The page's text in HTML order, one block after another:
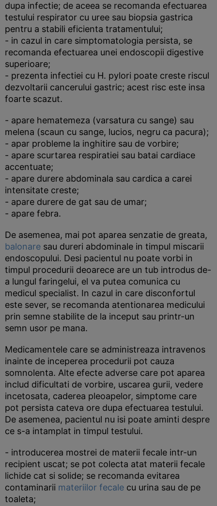
dupa infectie; de aceea se recomanda efectuarea
testului respirator cu uree sau biopsia gastrica
pentru a stabili eficienta tratamentului;
- in cazul in care simptomatologia persista, se
recomanda efectuarea unei endoscopii digestive
superioare;
- prezenta infectiei cu H. pylori poate creste riscul
dezvoltarii cancerului gastric; acest risc este insa
foarte scazut.
- apare hematemeza (varsatura cu sange) sau
melena (scaun cu sange, lucios, negru ca pacura);
- apar probleme la inghitire sau de vorbire;
- apare scurtarea respiratiei sau batai cardiace
accentuate;
- apare durere abdominala sau cardica a carei
intensitate creste;
- apare durere de gat sau de umar;
- apare febra.
De asemenea, mai pot aparea senzatie de greata,
balonare sau dureri abdominale in timpul miscarii
endoscopului. Desi pacientul nu poate vorbi in
timpul procedurii deoarece are un tub introdus de-
a lungul faringelui, el va putea comunica cu
medicul specialist. In cazul in care disconfortul
este sever, se recomanda atentionarea medicului
prin semne stabilite de la inceput sau printr-un
semn usor pe mana.
Medicamentele care se administreaza intravenos
inainte de inceperea procedurii pot cauza
somnolenta. Alte efecte adverse care pot aparea
includ dificultati de vorbire, uscarea gurii, vedere
incetosata, caderea pleoapelor, simptome care
pot persista cateva ore dupa efectuarea testului.
De asemenea, pacientul nu isi poate aminti despre
ce s-a intamplat in timpul testului.
- introducerea mostrei de materii fecale intr-un
recipient uscat; se pot colecta atat materii fecale
lichide cat si solide; se recomanda evitarea
contaminarii materiilor fecale cu urina sau de pe
toaleta;